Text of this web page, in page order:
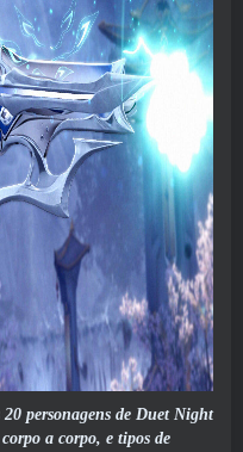
personagens de Duet Night
a corpo, e tipos de